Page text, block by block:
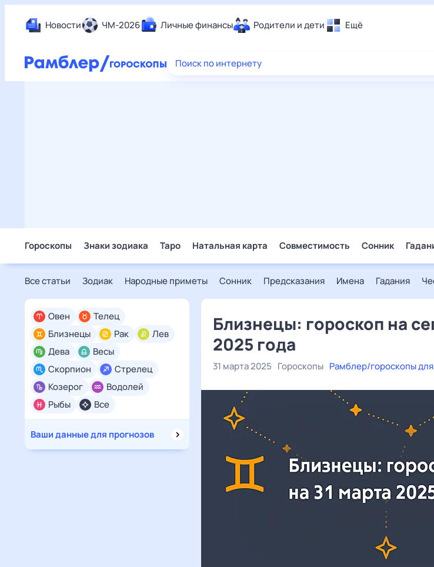
Новости ЧМ-2026 Личные финансы Родители и дети Ещё
Еда
Поиск по интернету
Гороскопы Знаки зодиака Таро Натальная карта Совместимость Сонник
Все статьи Зодиак Народные приметы Сонник Предсказания Имена Гадания
Все
Овен
Телец
Близнецы
Рак
Лев
Дева
Весы
Скорпион
Стрелец
Козерог
Водолей
Рыбы
Ваши данные для прогнозов
Близнецы: гороскоп на
2025 года
31 марта 2025 Гороскопы Рамблер/гороскопы